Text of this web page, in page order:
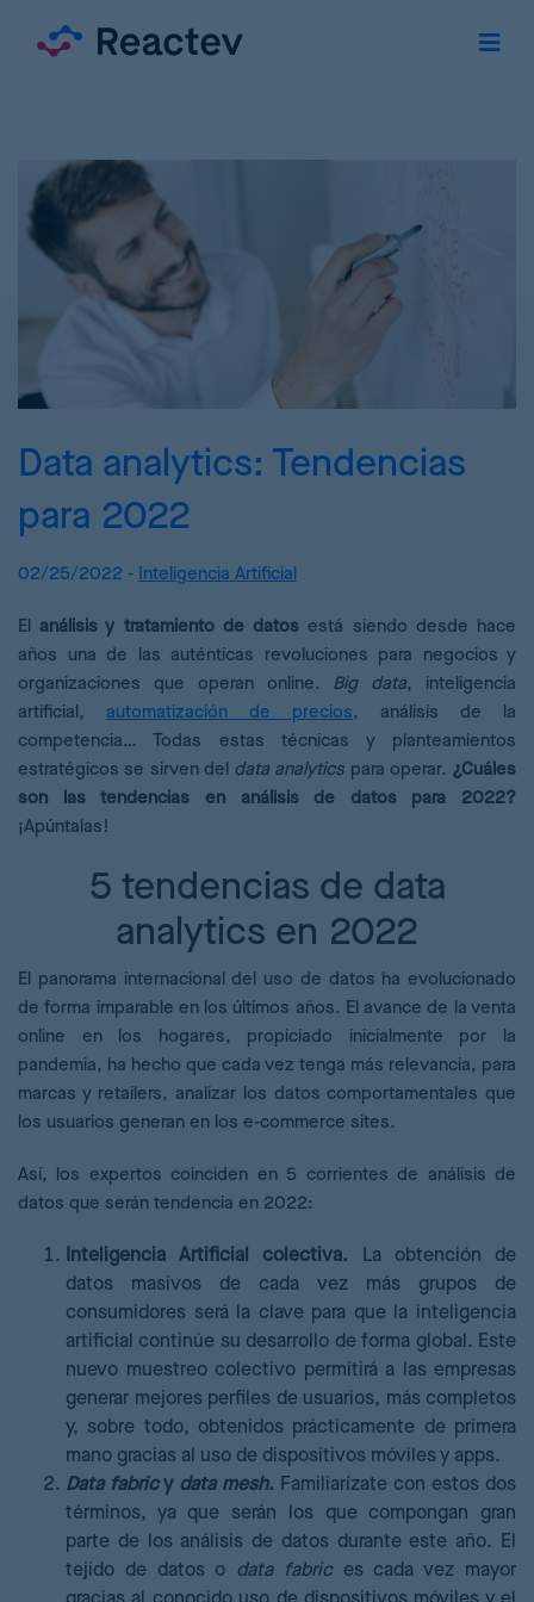
Data analytics: Tendencias
para 2022
02/25/2022 - Inteligencia Artificial
El análisis y tratamiento de datos está siendo desde hace
años una de las auténticas revoluciones para negocios y
organizaciones que operan online. Big data, inteligencia
artificial,
automatización de precios, análisis de la
competencia… Todas estas técnicas y planteamientos
estratégicos se sirven del data analytics para operar. ¿Cuáles
son las tendencias en análisis de datos para 2022?
¡Apúntalas!
5 tendencias de data
analytics en 2022
El panorama internacional del uso de datos ha evolucionado
de forma imparable en los últimos años. El avance de la venta
online en los hogares, propiciado inicialmente por la
pandemia, ha hecho que cada vez tenga más relevancia, para
marcas y retailers, analizar los datos comportamentales que
los usuarios generan en los e-commerce sites.
Así, los expertos coinciden en 5 corrientes de análisis de
datos que serán tendencia en 2022:
Inteligencia Artificial colectiva. La obtención de
datos masivos de cada vez más grupos de
consumidores será la clave para que la inteligencia
artificial continúe su desarrollo de forma global. Este
nuevo muestreo colectivo permitirá a las empresas
generar mejores perfiles de usuarios, más completos
y, sobre todo, obtenidos prácticamente de primera
mano gracias al uso de dispositivos móviles y apps.
Data fabricy data mesh. Familiarízate con estos dos
términos, ya que serán los que compongan gran
parte de los análisis de datos durante este año. El
tejido de datos o data fabrices cada vez mayor